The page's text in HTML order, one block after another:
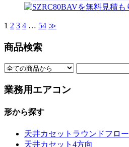
1 2 3 4 … 54 ≫
商品検索
業務用エアコン
形から探す
天井カセットラウンドフロー
天井カセット4方向